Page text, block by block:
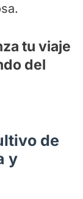
tu viaje
del
de
y